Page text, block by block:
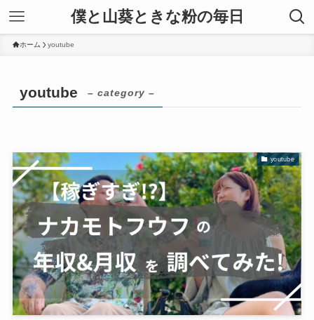
僕と山葵ときな粉の毎日
ホーム youtube
youtube – category –
youtube